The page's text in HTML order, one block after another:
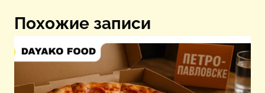
Похожие записи